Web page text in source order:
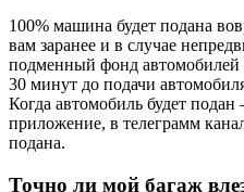
100% машина будет подана
вам заранее и в случае
подменный фонд автомобилей
30 минут до подачи
Когда автомобиль будет
приложение, в телеграмм
подана.
Точно ли мой багаж